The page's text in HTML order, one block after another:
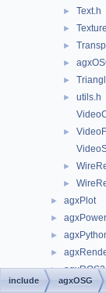
► Text.h
►
►
►
►
►
utils.h
►
►
►
► agxPlot
►
►
►
► agxROS2
agxSDK
include agxOSG